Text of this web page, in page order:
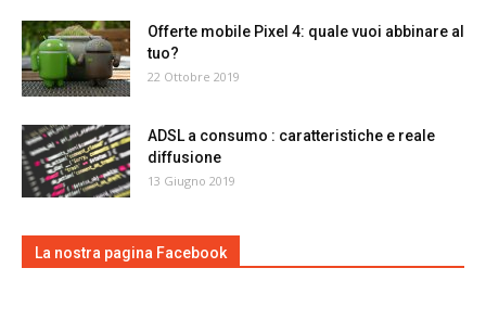
Offerte mobile Pixel 4: quale vuoi abbinare al
tuo?
22 Ottobre 2019
ADSL a consumo : caratteristiche e reale
diffusione
13 Giugno 2019
La nostra pagina Facebook